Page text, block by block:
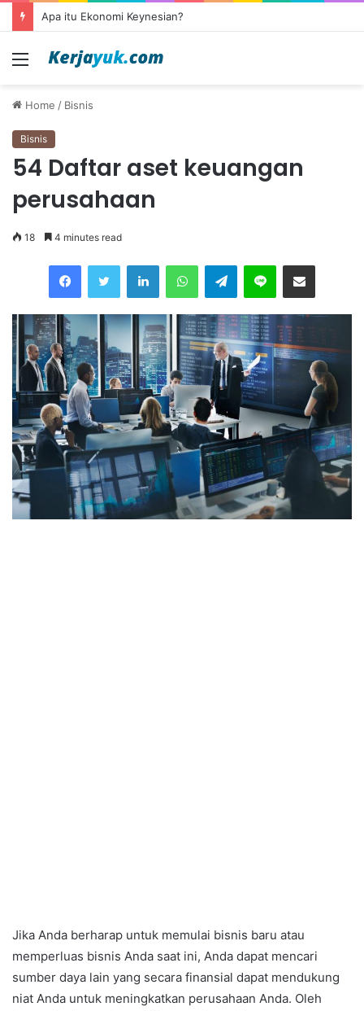
Apa itu outsourcing?
Menu
Home / Bisnis
Bisnis
54 Daftar aset keuangan
perusahaan
18 4 minutes read
Telegram
Jika Anda berharap untuk memulai bisnis baru atau
memperluas bisnis Anda saat ini, Anda dapat mencari
sumber daya lain yang secara finansial dapat mendukung
niat Anda untuk meningkatkan perusahaan Anda. Oleh